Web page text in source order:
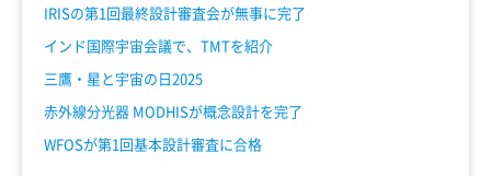
IRISの第1回最終設計審査会が無事に完了
インド国際宇宙会議で、TMTを紹介
三鷹・星と宇宙の日2025
赤外線分光器 MODHISが概念設計を完了
WFOSが第1回基本設計審査に合格